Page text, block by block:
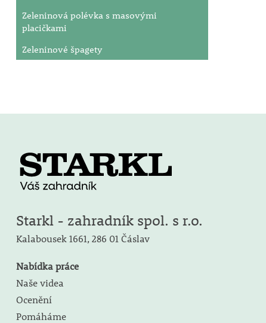
Zeleninová polévka s masovými
placičkami
Zeleninové špagety
Starkl - zahradník spol. s r.o.
Kalabousek 1661, 286 01 Čáslav
Nabídka práce
Naše videa
Ocenění
Pomáháme